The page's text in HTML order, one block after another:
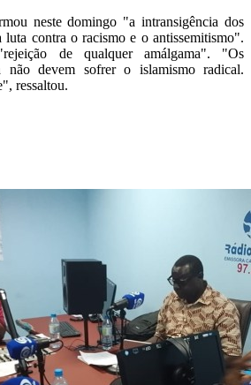
neste domingo "a intransigência dos
luta contra o racismo e o antissemitismo".
de qualquer amálgama". "Os
não devem sofrer o islamismo radical.
ressaltou.